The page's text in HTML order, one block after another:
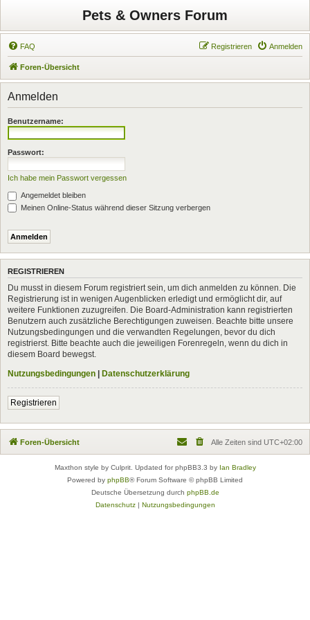
Pets & Owners Forum
FAQ Anmelden
Registrieren
Foren-Übersicht
Anmelden
Benutzername:
Passwort:
Ich habe mein Passwort vergessen
Angemeldet bleiben
Meinen Online-Status während dieser Sitzung verbergen
REGISTRIEREN
Du musst in diesem Forum registriert sein, um dich anmelden zu können. Die
Registrierung ist in wenigen Augenblicken erledigt und ermöglicht dir, auf
weitere Funktionen zuzugreifen. Die Board-Administration kann registrierten
Benutzern auch zusätzliche Berechtigungen zuweisen. Beachte bitte unsere
Nutzungsbedingungen und die verwandten Regelungen, bevor du dich
registrierst. Bitte beachte auch die jeweiligen Forenregeln, wenn du dich in
diesem Board bewegst.
Nutzungsbedingungen | Datenschutzerklärung
Registrieren
Foren-Übersicht Alle Zeiten sind UTC+02:00
Maxthon style by Culprit. Updated for phpBB3.3 by Ian Bradley
Powered by phpBB® Forum Software © phpBB Limited
Deutsche Übersetzung durch phpBB.de
Datenschutz| Nutzungsbedingungen